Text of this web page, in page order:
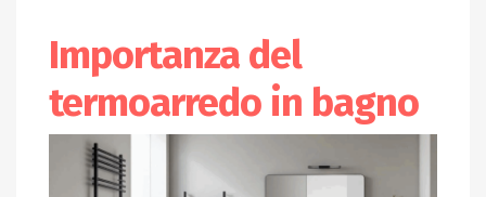
Importanza del
termoarredo in bagno